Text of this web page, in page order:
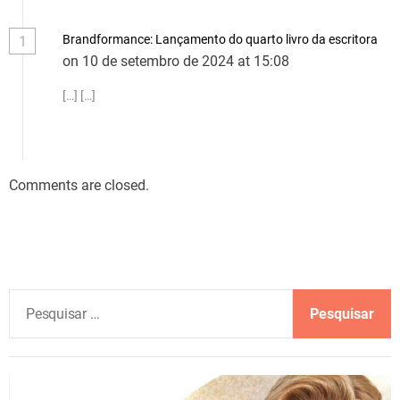
1 Brandformance: Lançamento do quarto livro da escritora
on 10 de setembro de 2024 at 15:08
[…] […]
Comments are closed.
s